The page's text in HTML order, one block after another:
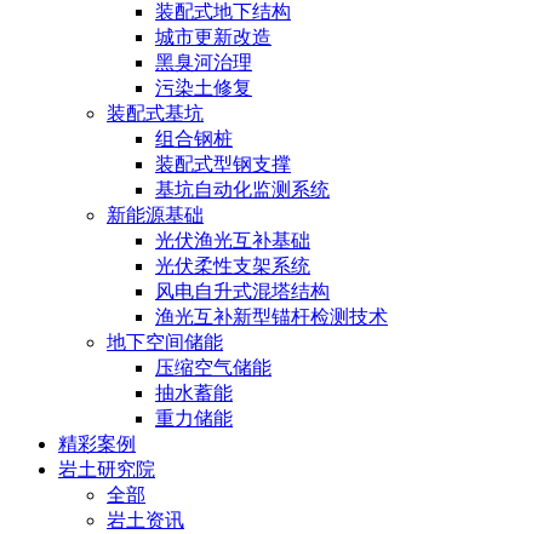
装配式地下结构
城市更新改造
黑臭河治理
污染土修复
装配式基坑
组合钢桩
装配式型钢支撑
基坑自动化监测系统
新能源基础
光伏渔光互补基础
光伏柔性支架系统
风电自升式混塔结构
渔光互补新型锚杆检测技术
地下空间储能
压缩空气储能
抽水蓄能
重力储能
精彩案例
岩土研究院
全部
岩土资讯